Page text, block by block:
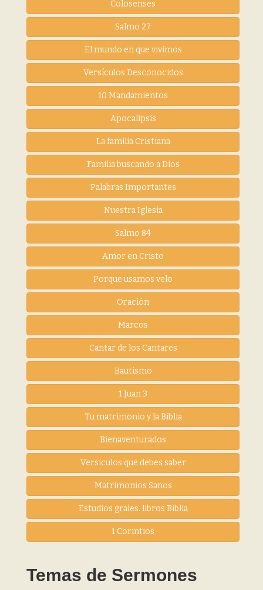
Colosenses
Salmo 27
El mundo en que vivimos
Versículos Desconocidos
10 Mandamientos
Apocalipsis
La familia Cristiana
Familia buscando a Dios
Palabras Importantes
Nuestra Iglesia
Salmo 84
Amor en Cristo
Porque usamos velo
Oración
Marcos
Cantar de los Cantares
Bautismo
1 Juan 3
Tu matrimonio y la Biblia
Bienaventurados
Versiculos que debes saber
Matrimonios Sanos
Estudios grales. libros Biblia
1 Corintios
Temas de Sermones